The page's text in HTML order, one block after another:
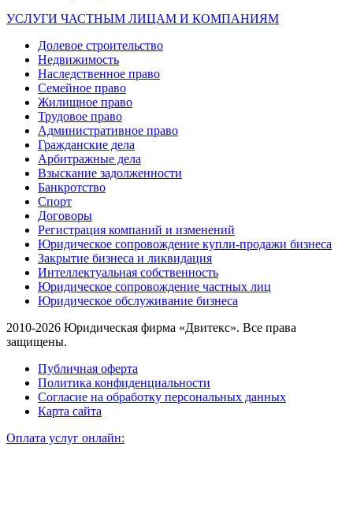
УСЛУГИ ЧАСТНЫМ ЛИЦАМ И КОМПАНИЯМ
Долевое строительство
Недвижимость
Наследственное право
Семейное право
Жилищное право
Трудовое право
Административное право
Гражданские дела
Арбитражные дела
Взыскание задолженности
Банкротство
Спорт
Договоры
Регистрация компаний и изменений
Юридическое сопровождение купли-продажи бизнеса
Закрытие бизнеса и ликвидация
Интеллектуальная собственность
Юридическое сопровождение частных лиц
Юридическое обслуживание бизнеса
2010-2026 Юридическая фирма «Двитекс». Все права
защищены.
Публичная оферта
Политика конфиденциальности
Согласие на обработку персональных данных
Карта сайта
Оплата услуг онлайн: